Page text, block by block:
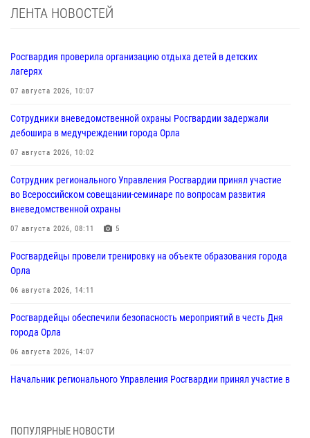
ЛЕНТА НОВОСТЕЙ
Росгвардия проверила организацию отдыха детей в детских
лагерях
07 августа 2026, 10:07
Сотрудники вневедомственной охраны Росгвардии задержали
дебошира в медучреждении города Орла
07 августа 2026, 10:02
Сотрудник регионального Управления Росгвардии принял участие
во Всероссийском совещании-семинаре по вопросам развития
вневедомственной охраны
07 августа 2026, 08:11 5
Росгвардейцы провели тренировку на объекте образования города
Орла
06 августа 2026, 14:11
Росгвардейцы обеспечили безопасность мероприятий в честь Дня
города Орла
06 августа 2026, 14:07
Начальник регионального Управления Росгвардии принял участие в
ПОПУЛЯРНЫЕ НОВОСТИ